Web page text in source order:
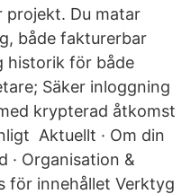
projekt. Du matar
både fakturerbar
historik för både
Säker inloggning
krypterad åtkomst
Aktuellt · Om din
· Organisation &
för innehållet Verktyg